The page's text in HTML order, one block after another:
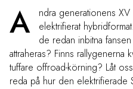
A
ndra generationens
elektrifierat
de redan inbitna
attraheras? Finns
tuffare offroad-körning? Låt
reda på hur den elektrifierade